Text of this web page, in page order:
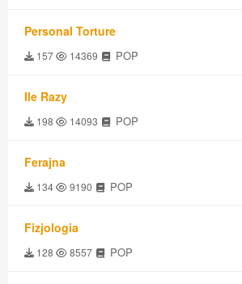
Personal Torture
157 14369 POP
Ile Razy
198 14093 POP
Ferajna
134 9190 POP
Fizjologia
128 8557 POP